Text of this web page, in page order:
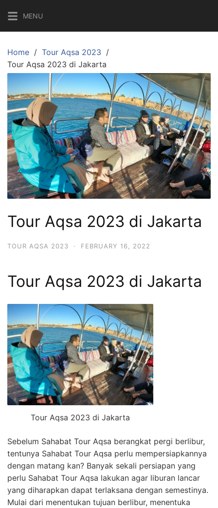
content
MENU
Home
Tour Aqsa 2023
Tour Aqsa 2023 di Jakarta
Tour Aqsa 2023 di Jakarta
TOUR AQSA 2023 · FEBRUARY 16, 2022
Tour Aqsa 2023 di Jakarta
Tour Aqsa 2023 di Jakarta
Sebelum Sahabat Tour Aqsa berangkat pergi berlibur,
tentunya Sahabat Tour Aqsa perlu mempersiapkannya
dengan matang kan? Banyak sekali persiapan yang
perlu Sahabat Tour Aqsa lakukan agar liburan lancar
yang diharapkan dapat terlaksana dengan semestinya.
Mulai dari menentukan tujuan berlibur, menentuka